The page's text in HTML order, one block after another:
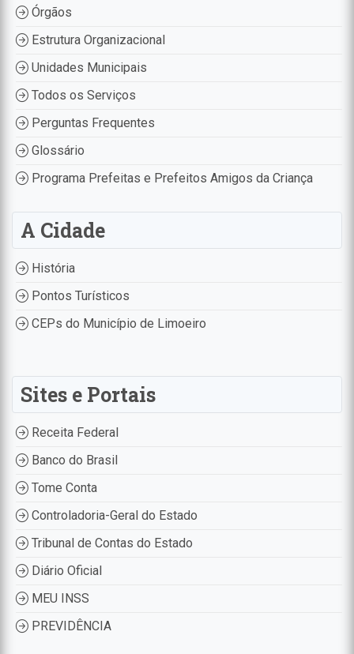
Órgãos
Estrutura Organizacional
Unidades Municipais
Todos os Serviços
Perguntas Frequentes
Glossário
Programa Prefeitas e Prefeitos Amigos da Criança
A Cidade
História
Pontos Turísticos
CEPs do Município de Limoeiro
Sites e Portais
Receita Federal
Banco do Brasil
Tome Conta
Controladoria-Geral do Estado
Tribunal de Contas do Estado
Diário Oficial
MEU INSS
PREVIDÊNCIA